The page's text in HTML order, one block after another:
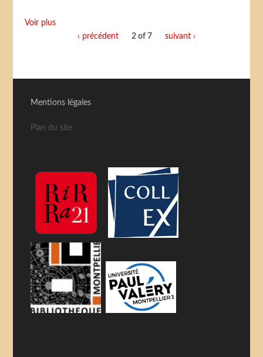
Voir plus
‹ précédent
2 of 7 suivant ›
Mentions légales
Plan du site